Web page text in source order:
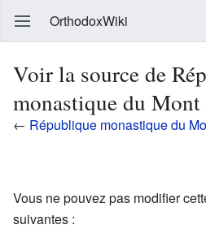
OrthodoxWiki
Voir la source de
monastique du
← République monastique du
Vous ne pouvez pas modifier
suivantes :